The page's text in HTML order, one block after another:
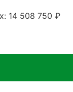
14 508 750 ₽